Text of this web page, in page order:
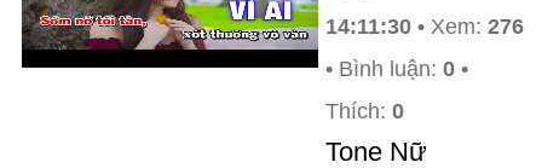
14:11:30 • Xem: 276
• Bình luận: 0 •
Thích: 0
Tone Nữ